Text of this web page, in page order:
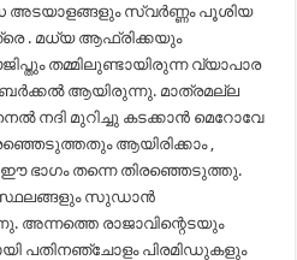
സ്വർണ്ണം പൂശിയ
. മധ്യ ആഫ്രിക്കയും
തമ്മിലുണ്ടായിരുന്ന വ്യാപാര
ആയിരുന്നു. മാത്രമല്ല
നദി മുറിച്ചു കടക്കാൻ മെറോവേ
ആയിരിക്കാം ,
ഈ ഭാഗം തന്നെ തിരഞ്ഞെടുത്തു.
സ്ഥലങ്ങളും സുഡാൻ
അന്നത്തെ രാജാവിന്റെടയും
പതിനഞ്ചോളം പിരമിഡുകളും